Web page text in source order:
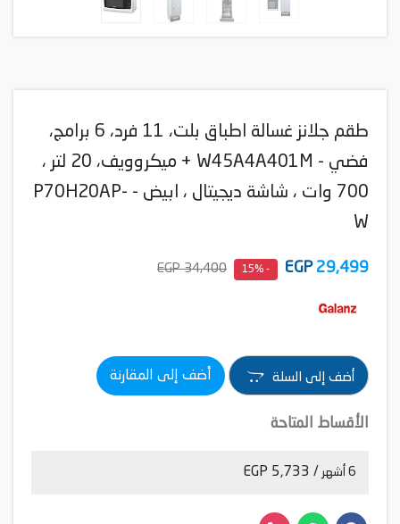
طقم جلانز غسالة اطباق بلت، 11 فرد، 6 برامج،
فضي - W45A4A401M + ميكروويف، 20 لتر ،
700 وات ، شاشة ديجيتال ، ابيض - P70H20AP-
W
29,499
EGP
- 15%
34,400 EGP
أضف إلى السلة أضف إلى المقارنة
الأقساط المتاحة
6 أشهر / 5,733 EGP